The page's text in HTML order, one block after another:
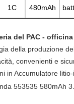
1C 480mAh
del PAC - officina
della produzione
convenienti e
in Accumulatore